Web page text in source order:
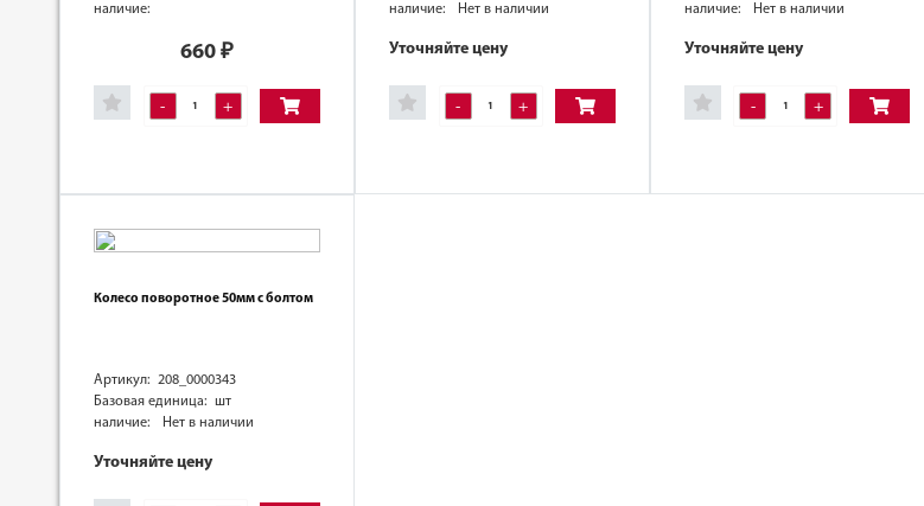
наличие:
660₽
- +
наличие:
Нет в наличии
Уточняйте цену
- +
наличие:
Нет в наличии
Уточняйте цену
- +
Колесо поворотное 50мм с болтом
Артикул: 208_0000343
Базовая единица: шт
наличие:
Нет в наличии
Уточняйте цену